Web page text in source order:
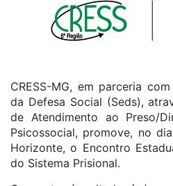
CRESS-MG, em parceria
da Defesa Social (Seds),
de Atendimento ao Preso/
Psicossocial, promove, no
Horizonte, o Encontro
do Sistema Prisional.